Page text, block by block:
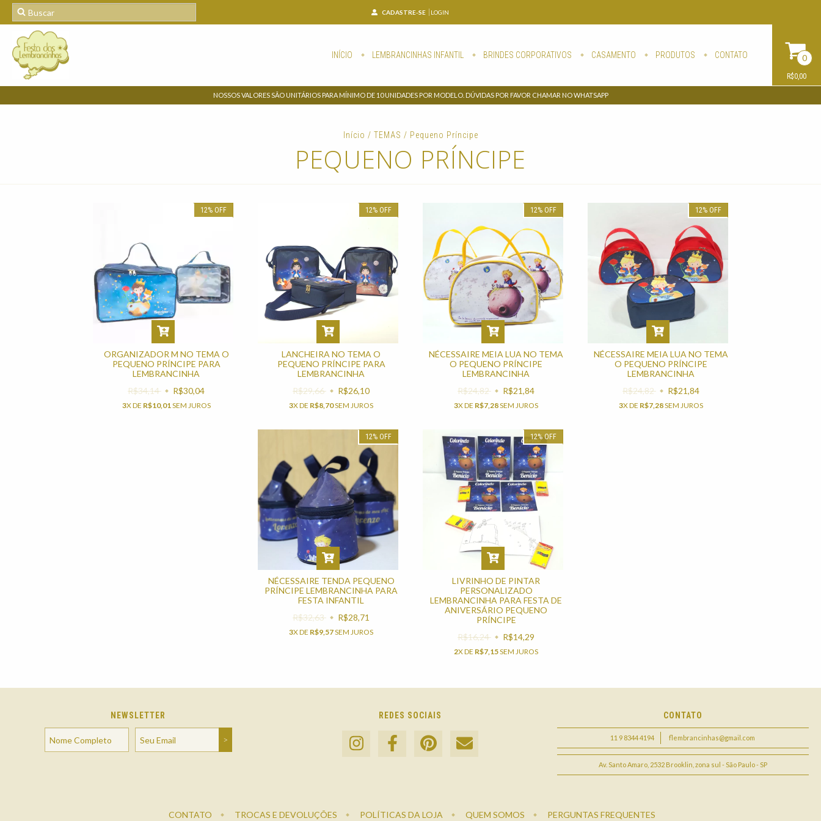
CADASTRE-SE LOGIN
INÍCIO LEMBRANCINHAS INFANTIL BRINDES CORPORATIVOS CASAMENTO PRODUTOS CONTATO 0
R$0,00
NOSSOS VALORES SÃO UNITÁRIOS PARA MÍNIMO DE 10 UNIDADES POR MODELO. DÚVIDAS POR FAVOR CHAMAR NO WHATSAPP
Início / TEMAS / Pequeno Príncipe
PEQUENO PRÍNCIPE
12% OFF
ORGANIZADOR M NO TEMA O
PEQUENO PRÍNCIPE PARA
LEMBRANCINHA
R$34,14
R$30,04
3X DE R$10,01SEM JUROS
12% OFF
LANCHEIRA NO TEMA O
PEQUENO PRÍNCIPE PARA
LEMBRANCINHA
R$29,66
R$26,10
3X DE R$8,70SEM JUROS
12% OFF
NÉCESSAIRE MEIA LUA NO TEMA
O PEQUENO PRÍNCIPE
LEMBRANCINHA
R$24,82
R$21,84
3X DE R$7,28SEM JUROS
12% OFF
NÉCESSAIRE MEIA LUA NO TEMA
O PEQUENO PRÍNCIPE
LEMBRANCINHA
R$24,82
R$21,84
3X DE R$7,28SEM JUROS
12% OFF
NÉCESSAIRE TENDA PEQUENO
PRÍNCIPE LEMBRANCINHA PARA
FESTA INFANTIL
R$32,63
R$28,71
3X DE R$9,57SEM JUROS
12% OFF
LIVRINHO DE PINTAR
PERSONALIZADO
LEMBRANCINHA PARA FESTA DE
ANIVERSÁRIO PEQUENO
PRÍNCIPE
R$16,24
R$14,29
2X DE R$7,15SEM JUROS
NEWSLETTER REDES SOCIAIS CONTATO
11 9 8344 4194 flembrancinhas@gmail.com
Av. Santo Amaro, 2532 Brooklin, zona sul - São Paulo - SP
CONTATO TROCAS E DEVOLUÇÕES POLÍTICAS DA LOJA QUEM SOMOS PERGUNTAS FREQUENTES